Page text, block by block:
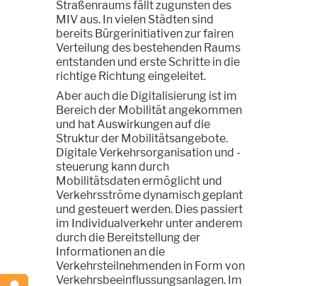
Straßenraums fällt zugunsten des
MIV aus. In vielen Städten sind
bereits Bürgerinitiativen zur fairen
Verteilung des bestehenden Raums
entstanden und erste Schritte in die
richtige Richtung eingeleitet.
Aber auch die Digitalisierung ist im
Bereich der Mobilität angekommen
und hat Auswirkungen auf die
Struktur der Mobilitätsangebote.
Digitale Verkehrsorganisation und -
steuerung kann durch
Mobilitätsdaten ermöglicht und
Verkehrsströme dynamisch geplant
und gesteuert werden. Dies passiert
im Individualverkehr unter anderem
durch die Bereitstellung der
Informationen an die
Verkehrsteilnehmenden in Form von
Verkehrsbeeinflussungsanlagen. Im